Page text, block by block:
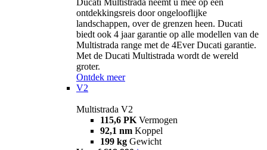
ontdekkingsreis door ongelooflijke
landschappen, over de grenzen heen. Ducati
biedt ook 4 jaar garantie op alle modellen van de
Multistrada range met de 4Ever Ducati garantie.
Met de Ducati Multistrada wordt de wereld
groter.
Ontdek meer
V2
Multistrada V2
115,6 PK Vermogen
92,1 nm Koppel
199 kg Gewicht